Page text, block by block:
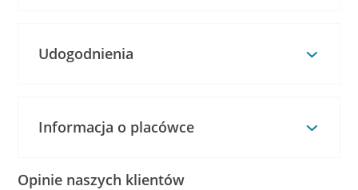
Udogodnienia
Informacja o placówce
Opinie naszych klientów